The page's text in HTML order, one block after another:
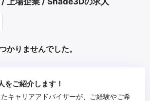
かりませんでした。
をご紹介します！
キャリアアドバイザーが、ご経験やご希